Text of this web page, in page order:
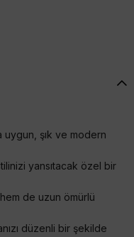
uygun, şık ve modern
yansıtacak özel bir
de uzun ömürlü
düzenli bir şekilde